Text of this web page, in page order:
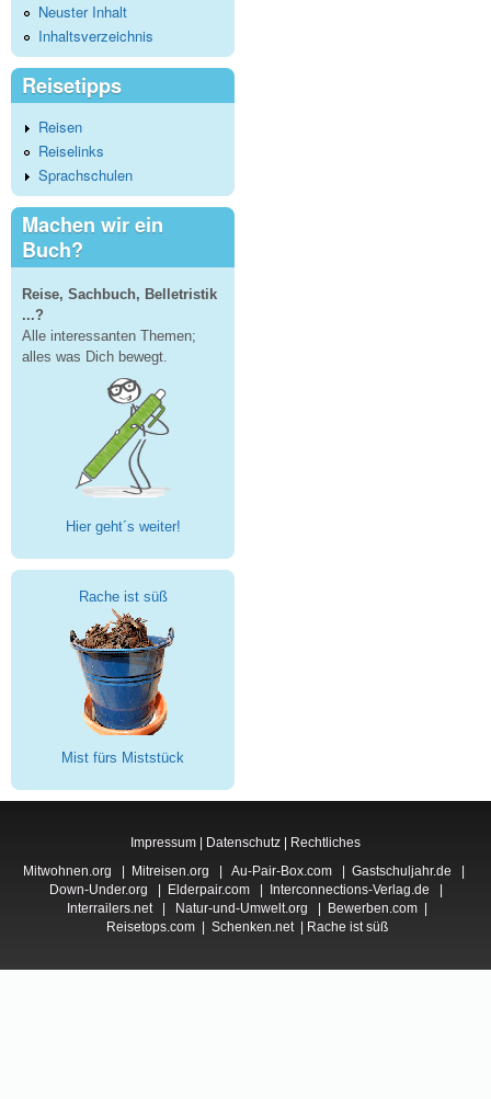
Neuster Inhalt
Inhaltsverzeichnis
Reisetipps
Reisen
Reiselinks
Sprachschulen
Machen wir ein
Buch?
Reise, Sachbuch, Belletristik
...?
Alle interessanten Themen;
alles was Dich bewegt.
Hier geht´s weiter!
Rache ist süß
Mist fürs Miststück
Impressum | Datenschutz | Rechtliches
Mitwohnen.org
Mitreisen.org Au-Pair-Box.com Gastschuljahr.de
Down-Under.org
Elderpair.com| Interconnections-Verlag.de
Interrailers.net| Natur-und-Umwelt.org Bewerben.com
Reisetops.com
Schenken.net| Rache ist süß